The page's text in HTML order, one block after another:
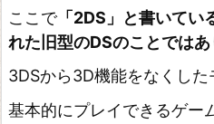
ここで「2DS」と書いてい
れた旧型のDSのことではあ
3DSから3D機能をなくした
基本的にプレイできるゲー